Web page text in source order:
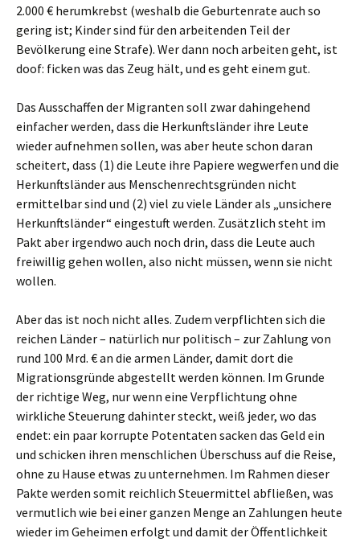
2.000 € herumkrebst (weshalb die Geburtenrate auch so
gering ist; Kinder sind für den arbeitenden Teil der
Bevölkerung eine Strafe). Wer dann noch arbeiten geht, ist
doof: ficken was das Zeug hält, und es geht einem gut.
Das Ausschaffen der Migranten soll zwar dahingehend
einfacher werden, dass die Herkunftsländer ihre Leute
wieder aufnehmen sollen, was aber heute schon daran
scheitert, dass (1) die Leute ihre Papiere wegwerfen und die
Herkunftsländer aus Menschenrechtsgründen nicht
ermittelbar sind und (2) viel zu viele Länder als „unsichere
Herkunftsländer“ eingestuft werden. Zusätzlich steht im
Pakt aber irgendwo auch noch drin, dass die Leute auch
freiwillig gehen wollen, also nicht müssen, wenn sie nicht
wollen.
Aber das ist noch nicht alles. Zudem verpflichten sich die
reichen Länder – natürlich nur politisch – zur Zahlung von
rund 100 Mrd. € an die armen Länder, damit dort die
Migrationsgründe abgestellt werden können. Im Grunde
der richtige Weg, nur wenn eine Verpflichtung ohne
wirkliche Steuerung dahinter steckt, weiß jeder, wo das
endet: ein paar korrupte Potentaten sacken das Geld ein
und schicken ihren menschlichen Überschuss auf die Reise,
ohne zu Hause etwas zu unternehmen. Im Rahmen dieser
Pakte werden somit reichlich Steuermittel abfließen, was
vermutlich wie bei einer ganzen Menge an Zahlungen heute
wieder im Geheimen erfolgt und damit der Öffentlichkeit